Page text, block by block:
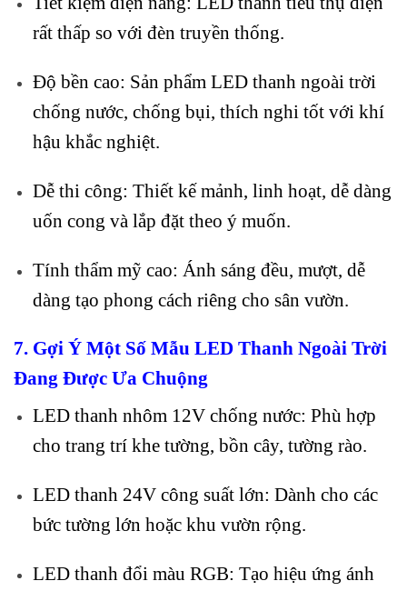
rất thấp so với đèn truyền thống.
Độ bền cao: Sản phẩm LED thanh ngoài trời
chống nước, chống bụi, thích nghi tốt với khí
hậu khắc nghiệt.
Dễ thi công: Thiết kế mảnh, linh hoạt, dễ dàng
uốn cong và lắp đặt theo ý muốn.
Tính thẩm mỹ cao: Ánh sáng đều, mượt, dễ
dàng tạo phong cách riêng cho sân vườn.
7. Gợi Ý Một Số Mẫu LED Thanh Ngoài Trời
Đang Được Ưa Chuộng
LED thanh nhôm 12V chống nước: Phù hợp
cho trang trí khe tường, bồn cây, tường rào.
LED thanh 24V công suất lớn: Dành cho các
bức tường lớn hoặc khu vườn rộng.
LED thanh đổi màu RGB: Tạo hiệu ứng ánh